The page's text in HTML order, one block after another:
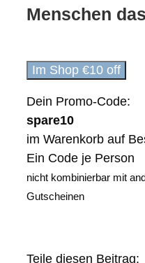
Menschen
Im Shop €10 off
Dein Promo-Code:
spare10
im Warenkorb auf
Ein Code je Person
nicht kombinierbar mit
Gutscheinen
Teile diesen Beitrag: